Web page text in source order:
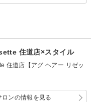
住道店×スタイル
住道店【アグ ヘアー リゼッ
ロンの情報を見る